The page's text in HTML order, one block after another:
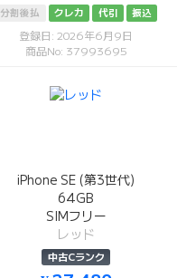
分割後払 クレカ 代引 振込
登録日: 2026年6月9日
商品No: 37993695
iPhone SE (第3世代)
64GB
SIMフリー
レッド
中古Cランク